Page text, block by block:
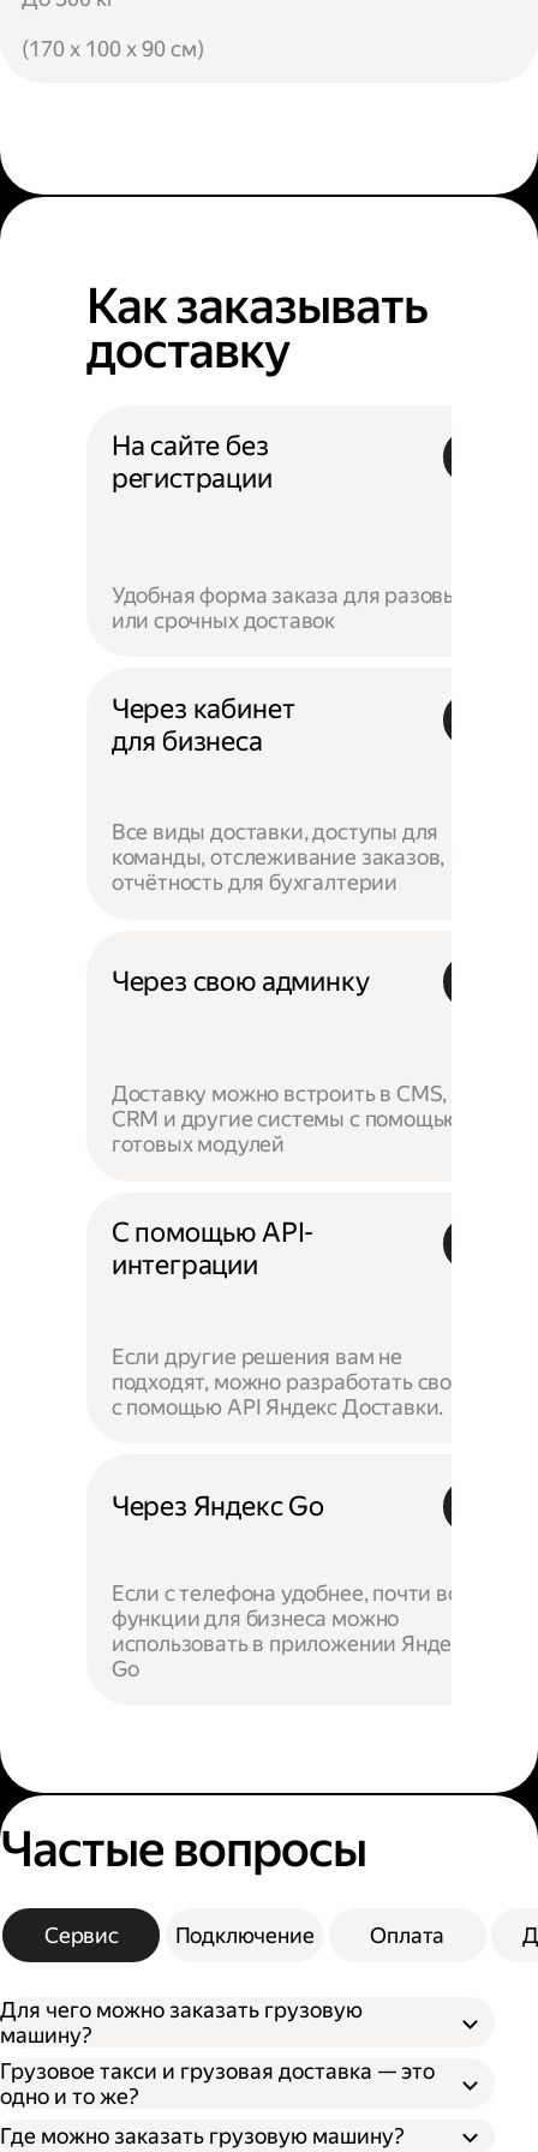
(170 x 100 x 90 см)
Как заказывать
доставку
На сайте без
регистрации
Удобная форма заказа для разовых
или срочных доставок
Через кабинет
для бизнеса
Все виды доставки, доступы для
команды, отслеживание заказов,
отчётность для бухгалтерии
Через свою админку
Доставку можно встроить в CMS,
CRM и другие системы с помощью
готовых модулей
С помощью API-
интеграции
Если другие решения вам не
подходят, можно разработать своё —
с помощью API Яндекс Доставки.
Через Яндекс Go
Если с телефона удобнее, почти все
функции для бизнеса можно
использовать в приложении Яндекс
Go
Частые вопросы
Сервис Подключение Оплата
Для чего можно заказать грузовую
машину?
Грузовое такси и грузовая доставка — это
одно и то же?
Где можно заказать грузовую машину?